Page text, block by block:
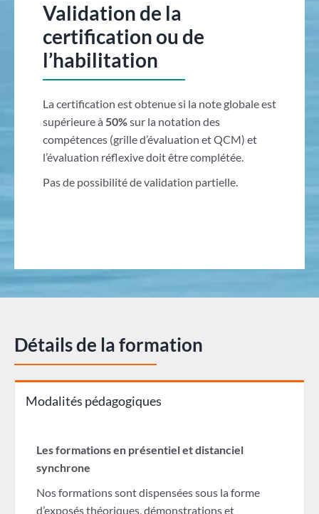
Validation de la
certification ou de
l’habilitation
La certification est obtenue si la note globale est
supérieure à 50%sur la notation des
compétences (grille d’évaluation et QCM) et
l’évaluation réflexive doit être complétée.
Pas de possibilité de validation partielle.
Détails de la formation
Modalités pédagogiques
Les formations en présentiel et distanciel
synchrone
Nos formations sont dispensées sous la forme
d’exposés théoriques, démonstrations et